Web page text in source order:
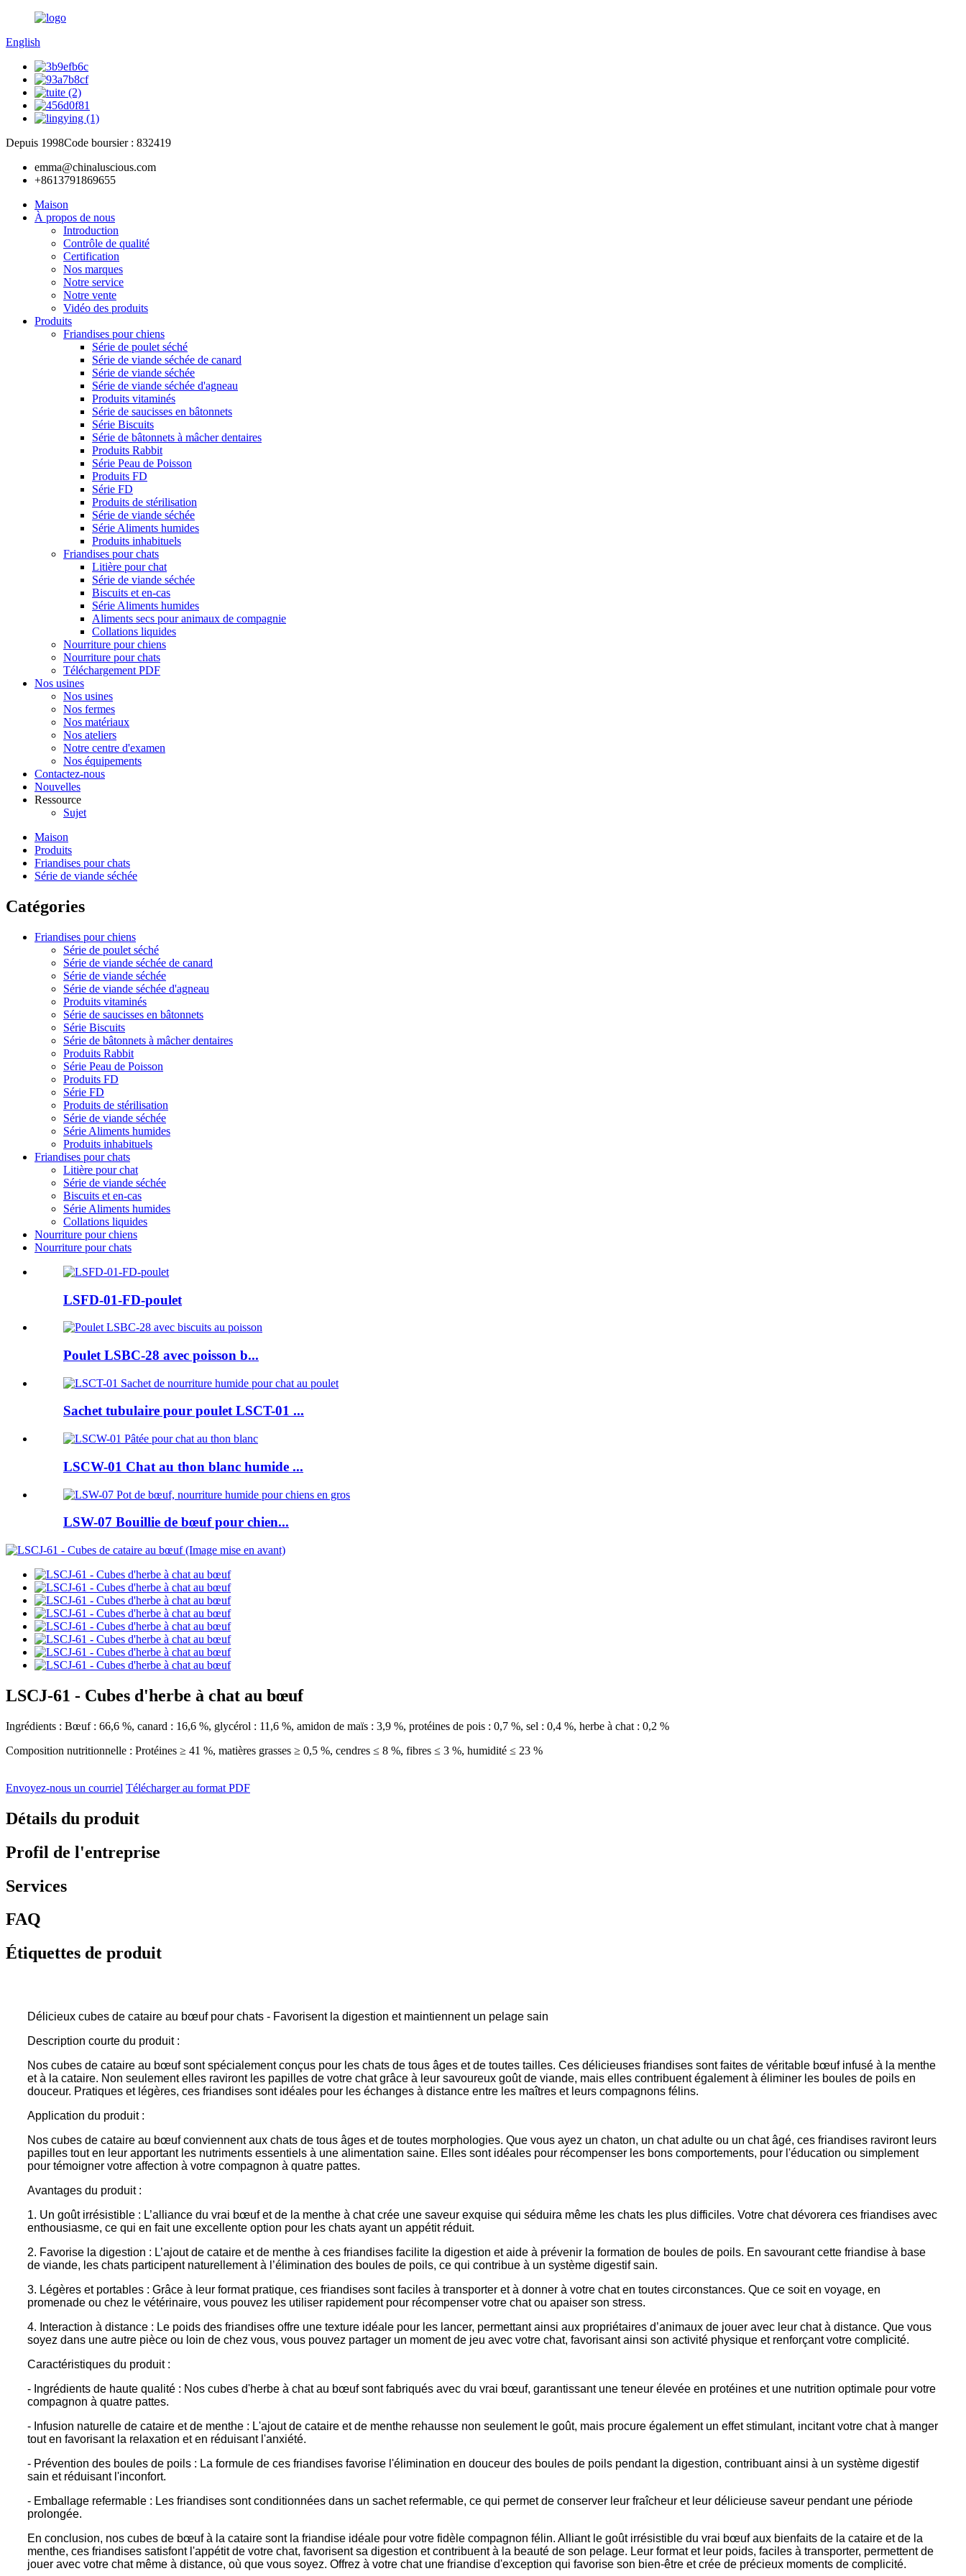
English
Depuis 1998Code boursier : 832419
emma@chinaluscious.com
+8613791869655
Maison
À propos de nous
Introduction
Contrôle de qualité
Certification
Nos marques
Notre service
Notre vente
Vidéo des produits
Produits
Friandises pour chiens
Série de poulet séché
Série de viande séchée de canard
Série de viande séchée
Série de viande séchée d'agneau
Produits vitaminés
Série de saucisses en bâtonnets
Série Biscuits
Série de bâtonnets à mâcher dentaires
Produits Rabbit
Série Peau de Poisson
Produits FD
Série FD
Produits de stérilisation
Série de viande séchée
Série Aliments humides
Produits inhabituels
Friandises pour chats
Litière pour chat
Série de viande séchée
Biscuits et en-cas
Série Aliments humides
Aliments secs pour animaux de compagnie
Collations liquides
Nourriture pour chiens
Nourriture pour chats
Téléchargement PDF
Nos usines
Nos usines
Nos fermes
Nos matériaux
Nos ateliers
Notre centre d'examen
Nos équipements
Contactez-nous
Nouvelles
Ressource
Sujet
Maison
Produits
Friandises pour chats
Série de viande séchée
Catégories
Friandises pour chiens
Série de poulet séché
Série de viande séchée de canard
Série de viande séchée
Série de viande séchée d'agneau
Produits vitaminés
Série de saucisses en bâtonnets
Série Biscuits
Série de bâtonnets à mâcher dentaires
Produits Rabbit
Série Peau de Poisson
Produits FD
Série FD
Produits de stérilisation
Série de viande séchée
Série Aliments humides
Produits inhabituels
Friandises pour chats
Litière pour chat
Série de viande séchée
Biscuits et en-cas
Série Aliments humides
Collations liquides
Nourriture pour chiens
Nourriture pour chats
LSFD-01-FD-poulet
Poulet LSBC-28 avec poisson b...
Sachet tubulaire pour poulet LSCT-01 ...
LSCW-01 Chat au thon blanc humide ...
LSW-07 Bouillie de bœuf pour chien...
LSCJ-61 - Cubes d'herbe à chat au bœuf
Ingrédients : Bœuf : 66,6 %, canard : 16,6 %, glycérol : 11,6 %, amidon de maïs : 3,9 %, protéines de pois : 0,7 %, sel : 0,4 %, herbe à chat : 0,2 %
Composition nutritionnelle : Protéines ≥ 41 %, matières grasses ≥ 0,5 %, cendres ≤ 8 %, fibres ≤ 3 %, humidité ≤ 23 %
Envoyez-nous un courriel Télécharger au format PDF
Détails du produit
Profil de l'entreprise
Services
FAQ
Étiquettes de produit
Délicieux cubes de cataire au bœuf pour chats - Favorisent la digestion et maintiennent un pelage sain
Description courte du produit :
Nos cubes de cataire au bœuf sont spécialement conçus pour les chats de tous âges et de toutes tailles. Ces délicieuses friandises sont faites de véritable bœuf infusé à la menthe
et à la cataire. Non seulement elles raviront les papilles de votre chat grâce à leur savoureux goût de viande, mais elles contribuent également à éliminer les boules de poils en
douceur. Pratiques et légères, ces friandises sont idéales pour les échanges à distance entre les maîtres et leurs compagnons félins.
Application du produit :
Nos cubes de cataire au bœuf conviennent aux chats de tous âges et de toutes morphologies. Que vous ayez un chaton, un chat adulte ou un chat âgé, ces friandises raviront leurs
papilles tout en leur apportant les nutriments essentiels à une alimentation saine. Elles sont idéales pour récompenser les bons comportements, pour l'éducation ou simplement
pour témoigner votre affection à votre compagnon à quatre pattes.
Avantages du produit :
1. Un goût irrésistible : L’alliance du vrai bœuf et de la menthe à chat crée une saveur exquise qui séduira même les chats les plus difficiles. Votre chat dévorera ces friandises avec
enthousiasme, ce qui en fait une excellente option pour les chats ayant un appétit réduit.
2. Favorise la digestion : L’ajout de cataire et de menthe à ces friandises facilite la digestion et aide à prévenir la formation de boules de poils. En savourant cette friandise à base
de viande, les chats participent naturellement à l’élimination des boules de poils, ce qui contribue à un système digestif sain.
3. Légères et portables : Grâce à leur format pratique, ces friandises sont faciles à transporter et à donner à votre chat en toutes circonstances. Que ce soit en voyage, en
promenade ou chez le vétérinaire, vous pouvez les utiliser rapidement pour récompenser votre chat ou apaiser son stress.
4. Interaction à distance : Le poids des friandises offre une texture idéale pour les lancer, permettant ainsi aux propriétaires d’animaux de jouer avec leur chat à distance. Que vous
soyez dans une autre pièce ou loin de chez vous, vous pouvez partager un moment de jeu avec votre chat, favorisant ainsi son activité physique et renforçant votre complicité.
Caractéristiques du produit :
- Ingrédients de haute qualité : Nos cubes d'herbe à chat au bœuf sont fabriqués avec du vrai bœuf, garantissant une teneur élevée en protéines et une nutrition optimale pour votre
compagnon à quatre pattes.
- Infusion naturelle de cataire et de menthe : L'ajout de cataire et de menthe rehausse non seulement le goût, mais procure également un effet stimulant, incitant votre chat à manger
tout en favorisant la relaxation et en réduisant l'anxiété.
- Prévention des boules de poils : La formule de ces friandises favorise l'élimination en douceur des boules de poils pendant la digestion, contribuant ainsi à un système digestif
sain et réduisant l'inconfort.
- Emballage refermable : Les friandises sont conditionnées dans un sachet refermable, ce qui permet de conserver leur fraîcheur et leur délicieuse saveur pendant une période
prolongée.
En conclusion, nos cubes de bœuf à la cataire sont la friandise idéale pour votre fidèle compagnon félin. Alliant le goût irrésistible du vrai bœuf aux bienfaits de la cataire et de la
menthe, ces friandises satisfont l'appétit de votre chat, favorisent sa digestion et contribuent à la beauté de son pelage. Leur format et leur poids, faciles à transporter, permettent de
jouer avec votre chat même à distance, où que vous soyez. Offrez à votre chat une friandise d'exception qui favorise son bien-être et crée de précieux moments de complicité.